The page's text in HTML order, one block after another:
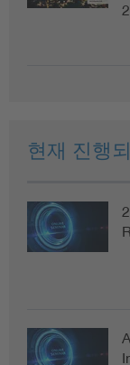
현재 진행